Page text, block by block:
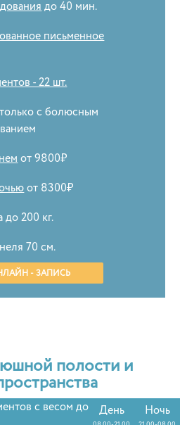
до 40 мин.
письменное
- 22 шт.
с болюсным
от 9800₽
от 8300₽
до 200 кг.
70 см.
- ЗАПИСЬ
полости и
с весом до
День Ночь